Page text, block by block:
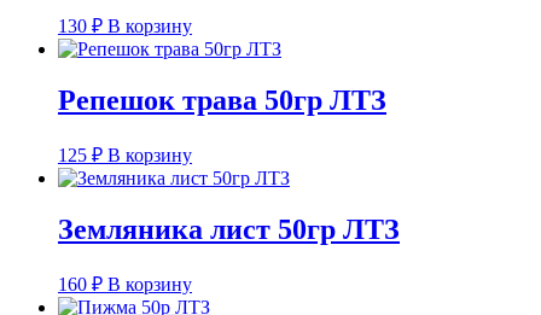
130 ₽ В корзину
Репешок трава 50гр ЛТЗ
125 ₽ В корзину
Земляника лист 50гр ЛТЗ
160 ₽ В корзину